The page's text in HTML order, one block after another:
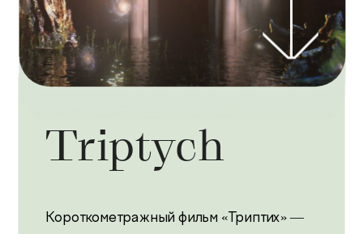
Triptych
Короткометражный фильм «Триптих» —